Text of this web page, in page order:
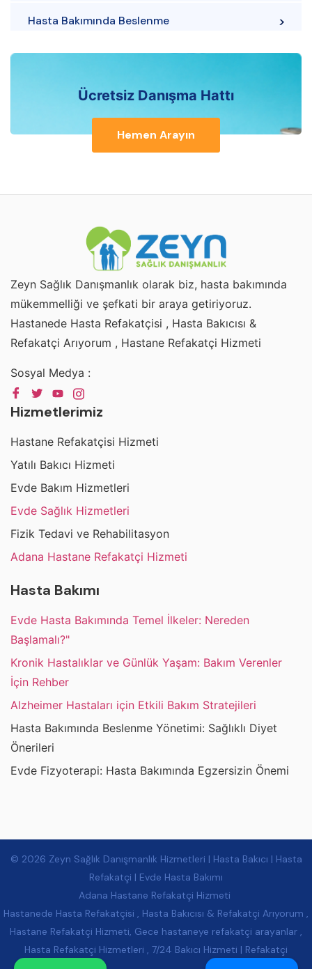
Hasta Bakımında Beslenme
Ücretsiz Danışma Hattı
Hemen Arayın
Zeyn Sağlık Danışmanlık olarak biz, hasta bakımında
mükemmelliği ve şefkati bir araya getiriyoruz.
Hastanede Hasta Refakatçisi , Hasta Bakıcısı &
Refakatçi Arıyorum , Hastane Refakatçi Hizmeti
Sosyal Medya :
Hizmetlerimiz
Hastane Refakatçisi Hizmeti
Yatılı Bakıcı Hizmeti
Evde Bakım Hizmetleri
Evde Sağlık Hizmetleri
Fizik Tedavi ve Rehabilitasyon
Adana Hastane Refakatçi Hizmeti
Hasta Bakımı
Evde Hasta Bakımında Temel İlkeler: Nereden
Başlamalı?"
Kronik Hastalıklar ve Günlük Yaşam: Bakım Verenler
İçin Rehber
Alzheimer Hastaları için Etkili Bakım Stratejileri
Hasta Bakımında Beslenme Yönetimi: Sağlıklı Diyet
Önerileri
Evde Fizyoterapi: Hasta Bakımında Egzersizin Önemi
© 2026 Zeyn Sağlık Danışmanlık Hizmetleri | Hasta Bakıcı | Hasta
Refakatçi | Evde Hasta Bakımı
Adana Hastane Refakatçi Hizmeti
Hastanede Hasta Refakatçisi , Hasta Bakıcısı & Refakatçi Arıyorum ,
Hastane Refakatçi Hizmeti, Gece hastaneye refakatçi arayanlar ,
Hasta Refakatçi Hizmetleri , 7/24 Bakıcı Hizmeti | Refakatçi